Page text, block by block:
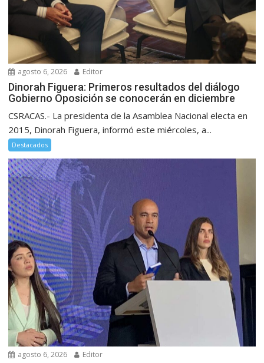
agosto 6, 2026 Editor
Dinorah Figuera: Primeros resultados del diálogo
Gobierno Oposición se conocerán en diciembre
CSRACAS.- La presidenta de la Asamblea Nacional electa en
2015, Dinorah Figuera, informó este miércoles, a...
Destacados
agosto 6, 2026 Editor